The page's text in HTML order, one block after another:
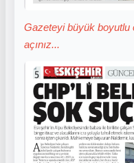
Gazeteyi büyük
açınız...